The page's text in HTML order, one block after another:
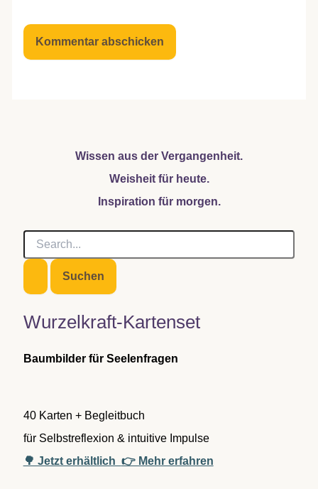
Wissen aus der Vergangenheit.
Weisheit für heute.
Inspiration für morgen.
S
c
e
n
h
Wurzelkraft-Kartenset
Baumbilder für Seelenfragen
40 Karten + Begleitbuch
für Selbstreflexion & intuitive Impulse
🌳 Jetzt erhältlich 👉 Mehr erfahren